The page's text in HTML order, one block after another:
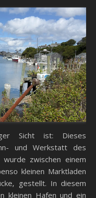
Sicht ist: Dieses
und Werkstatt des
zwischen einem
kleinen Marktladen
gestellt. In diesem
kleinen Hafen und ein